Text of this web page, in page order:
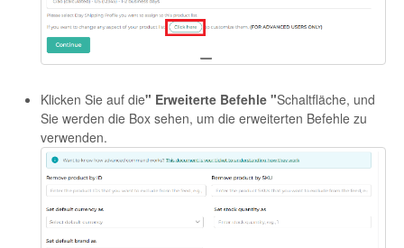
Klicken Sie auf die" Erweiterte Befehle "Schaltfläche, und
Sie werden die Box sehen, um die erweiterten Befehle zu
verwenden.